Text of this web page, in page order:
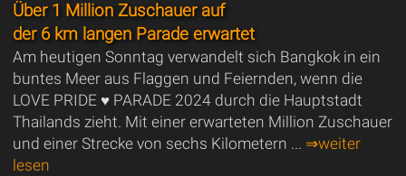
Über 1 Million Zuschauer auf
der 6 km langen Parade erwartet
Am heutigen Sonntag verwandelt sich Bangkok in ein
buntes Meer aus Flaggen und Feiernden, wenn die
LOVE PRIDE ♥ PARADE 2024 durch die Hauptstadt
Thailands zieht. Mit einer erwarteten Million Zuschauer
und einer Strecke von sechs Kilometern ... ⇒weiter
lesen